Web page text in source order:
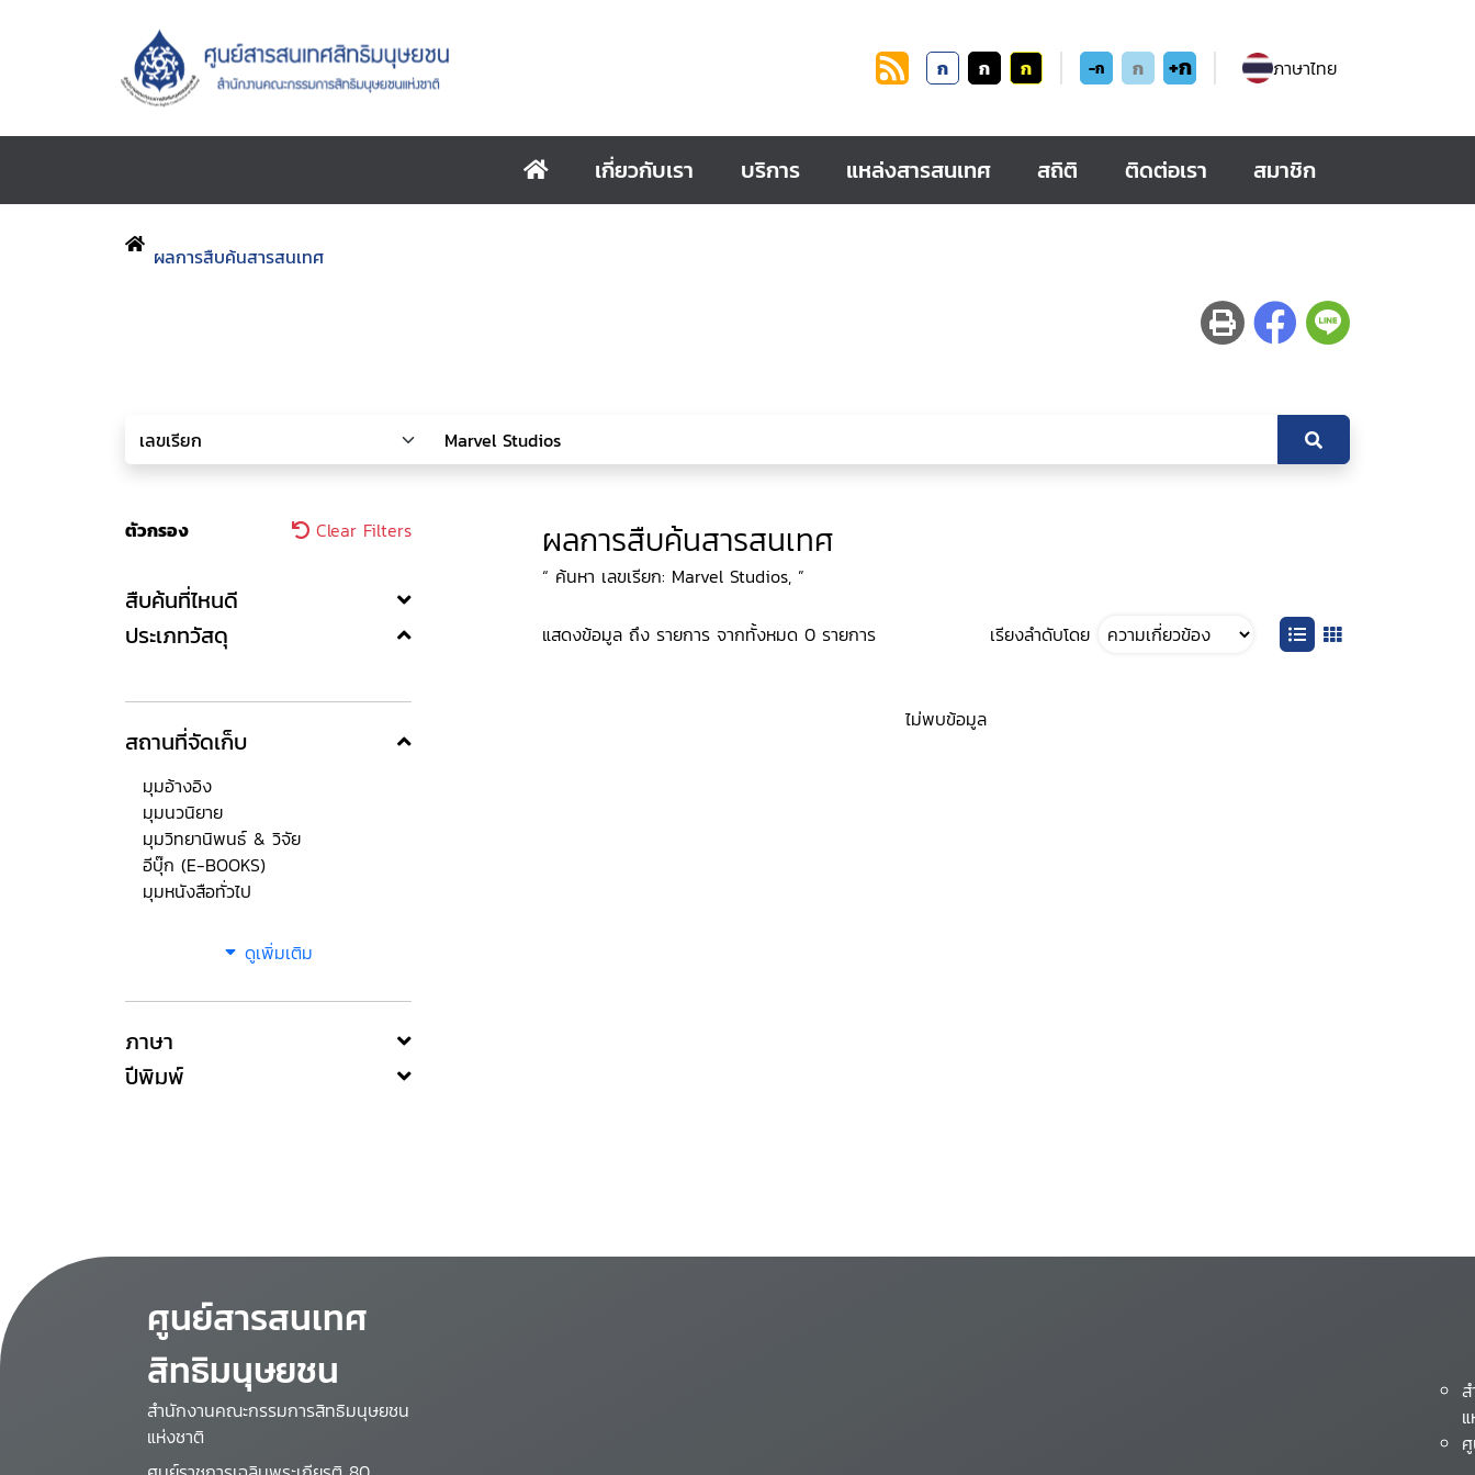
ก ก ก -ก ก +ก ภาษาไทย
เกี่ยวกับเรา บริการ แหล่งสารสนเทศ สถิติ ติดต่อเรา สมาชิก
ผลการสืบค้นสารสนเทศ
ตัวกรอง Clear Filters
สืบค้นที่ไหนดี
ประเภทวัสดุ
สถานที่จัดเก็บ
มุมอ้างอิง
มุมนวนิยาย
มุมวิทยานิพนธ์ & วิจัย
อีบุ๊ก (E-BOOKS)
มุมหนังสือทั่วไป
ดูเพิ่มเติม
ภาษา
ปีพิมพ์
ผลการสืบค้นสารสนเทศ
“ ค้นหา เลขเรียก: Marvel Studios, ”
แสดงข้อมูล ถึง รายการ จากทั้งหมด 0 รายการ เรียงลำดับโดย
ไม่พบข้อมูล
ศูนย์สารสนเทศ
สิทธิมนุษยชน
สำนักงานคณะกรรมการสิทธิมนุษยชน
แห่งชาติ